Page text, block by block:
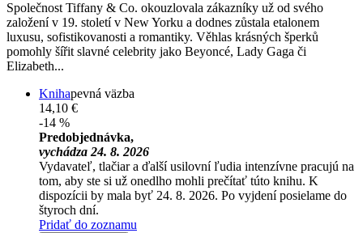
Společnost Tiffany & Co. okouzlovala zákazníky už od svého
založení v 19. století v New Yorku a dodnes zůstala etalonem
luxusu, sofistikovanosti a romantiky. Věhlas krásných šperků
pomohly šířit slavné celebrity jako Beyoncé, Lady Gaga či
Elizabeth...
Knihapevná väzba
14,10 €
-14 %
Predobjednávka,
vychádza 24. 8. 2026
Vydavateľ, tlačiar a ďalší usilovní ľudia intenzívne pracujú na
tom, aby ste si už onedlho mohli prečítať túto knihu. K
dispozícii by mala byť 24. 8. 2026. Po vyjdení posielame do
štyroch dní.
Pridať do zoznamu